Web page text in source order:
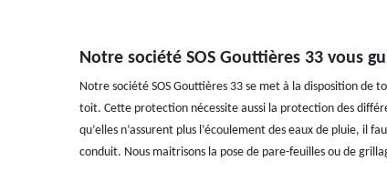
Notre société SOS Gouttières 33 vous
Notre société SOS Gouttières 33 se met à la disposition
toit. Cette protection nécessite aussi la protection des
qu’elles n’assurent plus l’écoulement des eaux de pluie, il
conduit. Nous maitrisons la pose de pare-feuilles ou de